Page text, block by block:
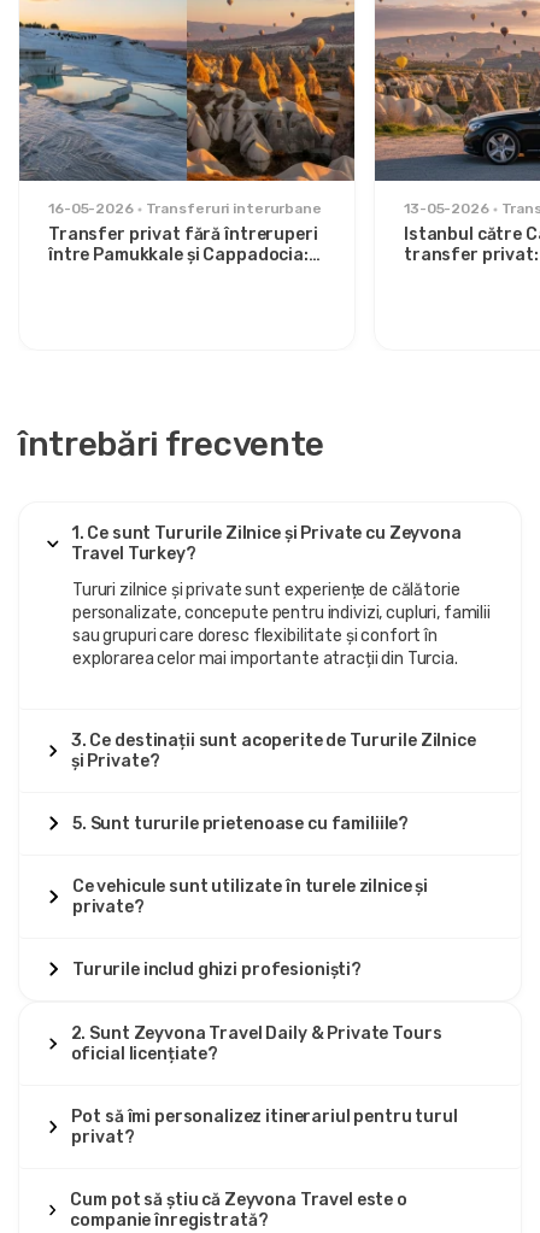
16-05-2026 Transferuri interurbane
Transfer privat fără întreruperi
între Pamukkale și Cappadocia:
13-05-2026
Istanbul către
transfer privat:
întrebări frecvente
1. Ce sunt Tururile Zilnice și Private cu Zeyvona
Travel Turkey?
Tururi zilnice și private sunt experiențe de călătorie
personalizate, concepute pentru indivizi, cupluri, familii
sau grupuri care doresc flexibilitate și confort în
explorarea celor mai importante atracții din Turcia.
3. Ce destinații sunt acoperite de Tururile Zilnice
și Private?
5. Sunt tururile prietenoase cu familiile?
Ce vehicule sunt utilizate în turele zilnice și
private?
Tururile includ ghizi profesioniști?
2. Sunt Zeyvona Travel Daily & Private Tours
oficial licențiate?
Pot să îmi personalizez itinerariul pentru turul
privat?
Cum pot să știu că Zeyvona Travel este o
companie înregistrată?